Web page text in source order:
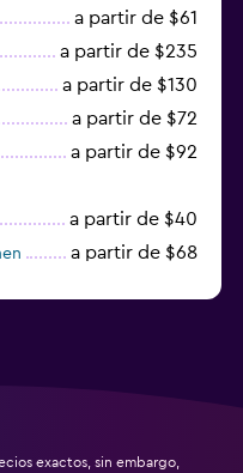
a partir de $61
a partir de $235
a partir de $130
a partir de $72
a partir de $92
a partir de $40
a partir de $68
exactos, sin embargo,